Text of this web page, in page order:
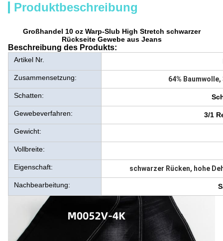
Produktbeschreibung
Großhandel 10 oz Warp-Slub High Stretch schwarzer
Rückseite Gewebe aus Jeans
Beschreibung des Produkts:
Artikel Nr.
Zusammensetzung: 64%
Schatten:
Gewebeverfahren: 3/1
Gewicht:
Vollbreite:
Eigenschaft: schwarzer Rücken, hohe
Nachbearbeitung: